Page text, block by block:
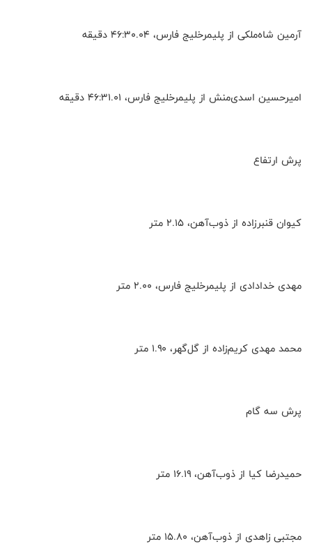
آرمین شاه‌ملکی از پلیمرخلیج فارس، ۴۶:۳۰.۰۴ دقیقه
امیرحسین اسدی‌منش از پلیمرخلیج فارس، ۴۶:۳۱.۰۱ دقیقه
پرش ارتفاع
کیوان قنبرزاده از ذوب‌آهن، ۲.۱۵ متر
مهدی خدادادی از پلیمرخلیج فارس، ۲.۰۰ متر
محمد مهدی کریم‌زاده از گل‌گهر، ۱.۹۰ متر
پرش سه گام
حمیدرضا کیا از ذوب‌آهن، ۱۶.۱۹ متر
مجتبی زاهدی از ذوب‌آهن، ۱۵.۸۰ متر